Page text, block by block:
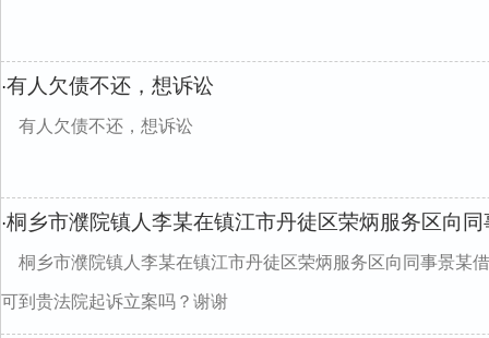
·有人欠债不还，想诉讼
有人欠债不还，想诉讼
·桐乡市濮院镇人李某在镇江市丹徒区荣炳服务区向
桐乡市濮院镇人李某在镇江市丹徒区荣炳服务区向同事景某
可到贵法院起诉立案吗？谢谢